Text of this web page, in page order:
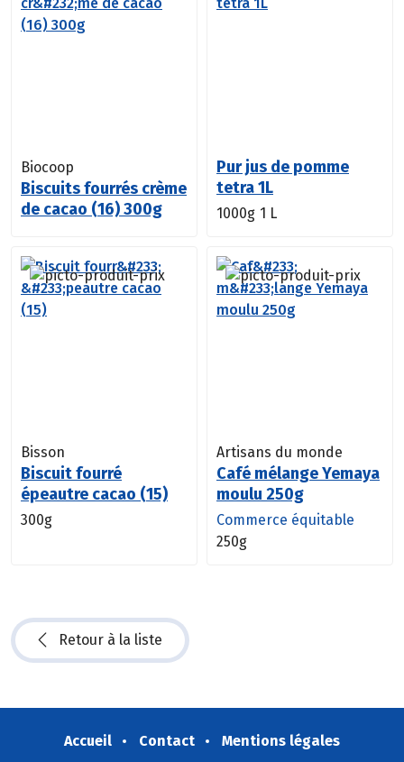
Biocoop
Biscuits fourrés crème
de cacao (16) 300g
Pur jus de pomme
tetra 1L
1000g 1 L
Bisson
Biscuit fourré
épeautre cacao (15)
300g
Artisans du monde
Café mélange Yemaya
moulu 250g
Commerce équitable
250g
Retour à la liste
Accueil Contact
Mentions légales